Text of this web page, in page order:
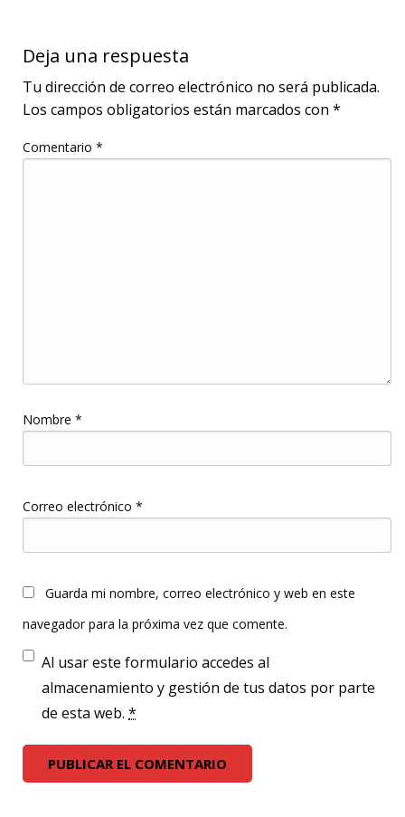
Deja una respuesta
Tu dirección de correo electrónico no será publicada.
Los campos obligatorios están marcados con *
Comentario *
Nombre *
Correo electrónico *
Guarda mi nombre, correo electrónico y web en este
navegador para la próxima vez que comente.
Al usar este formulario accedes al
almacenamiento y gestión de tus datos por parte
de esta web. *